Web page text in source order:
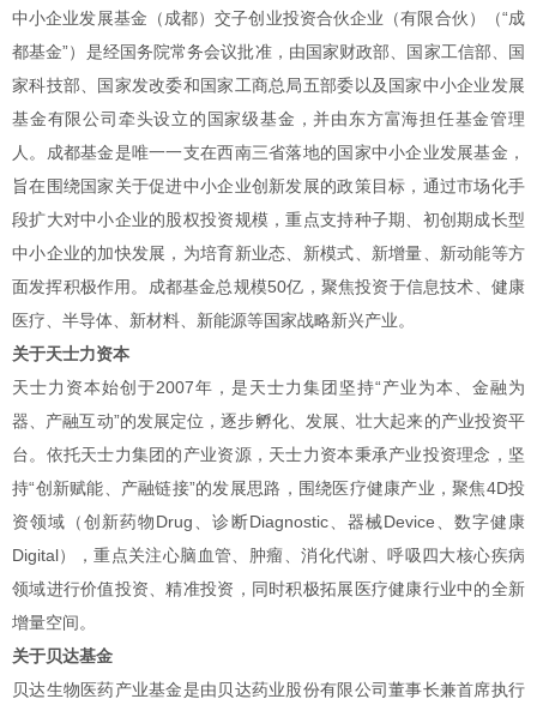
中小企业发展基金（成都）交子创业投资合伙企业（有限合伙）（“成
都基金”）是经国务院常务会议批准，由国家财政部、国家工信部、国
家科技部、国家发改委和国家工商总局五部委以及国家中小企业发展
基金有限公司牵头设立的国家级基金，并由东方富海担任基金管理
人。成都基金是唯一一支在西南三省落地的国家中小企业发展基金，
旨在围绕国家关于促进中小企业创新发展的政策目标，通过市场化手
段扩大对中小企业的股权投资规模，重点支持种子期、初创期成长型
中小企业的加快发展，为培育新业态、新模式、新增量、新动能等方
面发挥积极作用。成都基金总规模50亿，聚焦投资于信息技术、健康
医疗、半导体、新材料、新能源等国家战略新兴产业。
关于天士力资本
天士力资本始创于2007年，是天士力集团坚持“产业为本、金融为
器、产融互动”的发展定位，逐步孵化、发展、壮大起来的产业投资平
台。依托天士力集团的产业资源，天士力资本秉承产业投资理念，坚
持“创新赋能、产融链接”的发展思路，围绕医疗健康产业，聚焦4D投
资领域（创新药物Drug、诊断Diagnostic、器械Device、数字健康
Digital），重点关注心脑血管、肿瘤、消化代谢、呼吸四大核心疾病
领域进行价值投资、精准投资，同时积极拓展医疗健康行业中的全新
增量空间。
关于贝达基金
贝达生物医药产业基金是由贝达药业股份有限公司董事长兼首席执行